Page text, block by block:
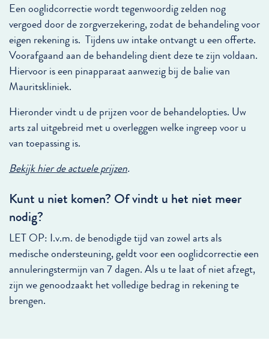
Een ooglidcorrectie wordt tegenwoordig zelden nog
vergoed door de zorgverzekering, zodat de behandeling voor
eigen rekening is. Tijdens uw intake ontvangt u een offerte.
Voorafgaand aan de behandeling dient deze te zijn voldaan.
Hiervoor is een pinapparaat aanwezig bij de balie van
Mauritskliniek.
Hieronder vindt u de prijzen voor de behandelopties. Uw
arts zal uitgebreid met u overleggen welke ingreep voor u
van toepassing is.
Bekijk hier de actuele prijzen.
Kunt u niet komen? Of vindt u het niet meer
nodig?
LET OP: I.v.m. de benodigde tijd van zowel arts als
medische ondersteuning, geldt voor een ooglidcorrectie een
annuleringstermijn van 7 dagen. Als u te laat of niet afzegt,
zijn we genoodzaakt het volledige bedrag in rekening te
brengen.